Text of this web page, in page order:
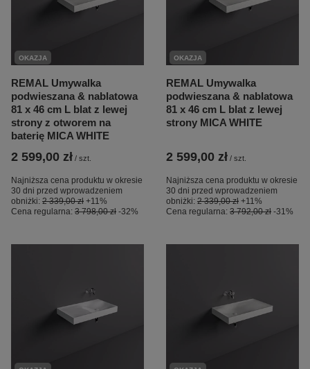
OKAZJA
REMAL Umywalka
podwieszana & nablatowa
81 x 46 cm L blat z lewej
strony z otworem na
baterię MICA WHITE
2 599,00 zł / szt.
Najniższa cena produktu w okresie
30 dni przed wprowadzeniem
obniżki: 2 339,00 zł +11%
Cena regularna: 3 798,00 zł -32%
OKAZJA
REMAL Umywalka
podwieszana & nablatowa
81 x 46 cm L blat z lewej
strony MICA WHITE
2 599,00 zł / szt.
Najniższa cena produktu w okresie
30 dni przed wprowadzeniem
obniżki: 2 339,00 zł +11%
Cena regularna: 3 792,00 zł -31%